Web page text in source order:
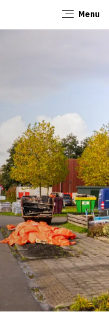
Menu
Sluiten